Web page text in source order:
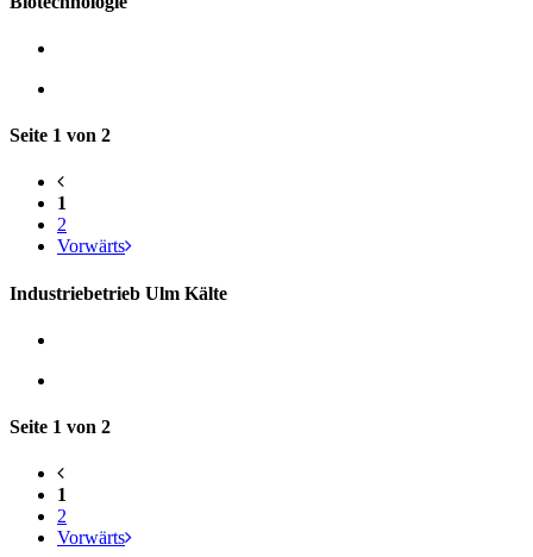
Seite 1 von 2
1
2
Vorwärts
Industriebetrieb Ulm Kälte
Seite 1 von 2
1
2
Vorwärts